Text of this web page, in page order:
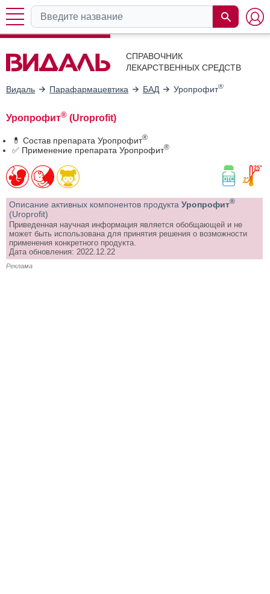
СПРАВОЧНИК
ЛЕКАРСТВЕННЫХ СРЕДСТВ
Видаль Парафармацевтика БАД Уропрофит®
Уропрофит® (Uroprofit)
💊 Состав препарата Уропрофит®
✅ Применение препарата Уропрофит®
Описание активных компонентов продукта Уропрофит®
(Uroprofit)
Приведенная научная информация является обобщающей и не
может быть использована для принятия решения о возможности
применения конкретного продукта.
Дата обновления: 2022.12.22
Реклама